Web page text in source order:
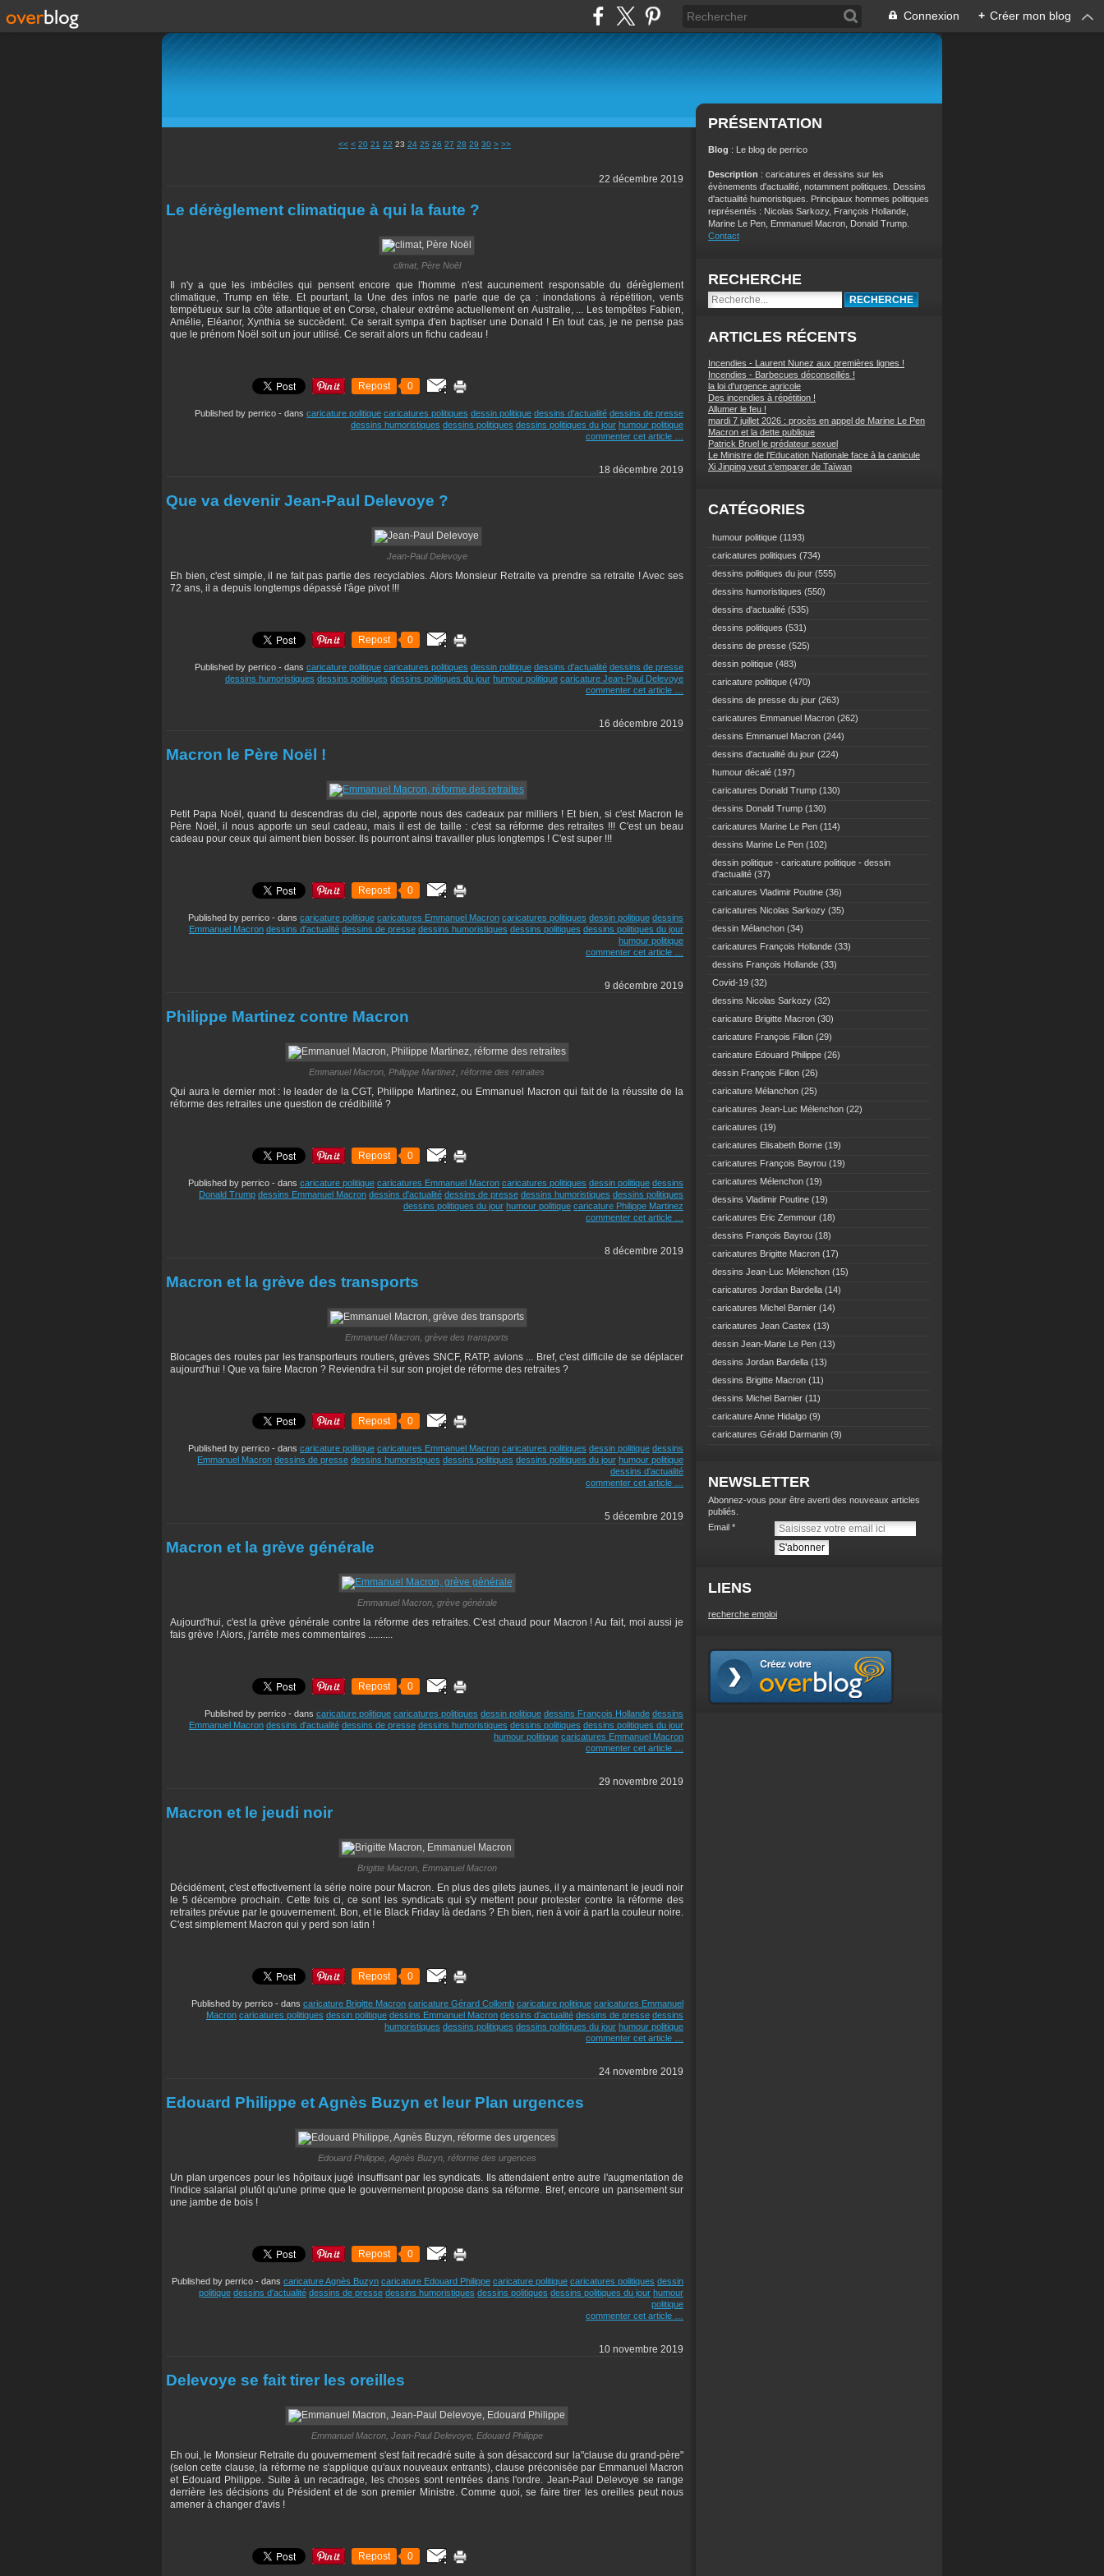
Connexion + Créer mon blog
<< < 10
20 21 22 23 24 25 26 27 28 29 30 40
50
> >>
22 décembre 2019
Le dérèglement climatique à qui la faute ?
climat, Père Noël
Il n'y a que les imbéciles qui pensent encore que l'homme n'est aucunement responsable du dérèglement
climatique, Trump en tête. Et pourtant, la Une des infos ne parle que de ça : inondations à répétition, vents
tempétueux sur la côte atlantique et en Corse, chaleur extrême actuellement en Australie, ... Les tempêtes Fabien,
Amélie, Eléanor, Xynthia se succèdent. Ce serait sympa d'en baptiser une Donald ! En tout cas, je ne pense pas
que le prénom Noël soit un jour utilisé. Ce serait alors un fichu cadeau !
Repost 0
Published by perrico - dans caricature politique caricatures politiques dessin politique dessins d'actualité dessins de presse
dessins humoristiques dessins politiques dessins politiques du jour humour politique
commenter cet article
18 décembre 2019
Que va devenir Jean-Paul Delevoye ?
Jean-Paul Delevoye
Eh bien, c'est simple, il ne fait pas partie des recyclables. Alors Monsieur Retraite va prendre sa retraite ! Avec ses
72 ans, il a depuis longtemps dépassé l'âge pivot !!!
Repost 0
Published by perrico - dans caricature politique caricatures politiques dessin politique dessins d'actualité dessins de presse
dessins humoristiques dessins politiques dessins politiques du jour humour politique caricature Jean-Paul Delevoye
commenter cet article
16 décembre 2019
Macron le Père Noël !
Petit Papa Noël, quand tu descendras du ciel, apporte nous des cadeaux par milliers ! Et bien, si c'est Macron le
Père Noël, il nous apporte un seul cadeau, mais il est de taille : c'est sa réforme des retraites !!! C'est un beau
cadeau pour ceux qui aiment bien bosser. Ils pourront ainsi travailler plus longtemps ! C'est super !!!
Repost 0
Published by perrico - dans caricature politique caricatures Emmanuel Macron caricatures politiques dessin politique dessins
Emmanuel Macron dessins d'actualité dessins de presse dessins humoristiques dessins politiques dessins politiques du jour
humour politique
commenter cet article
9 décembre 2019
Philippe Martinez contre Macron
Emmanuel Macron, Philippe Martinez, réforme des retraites
Qui aura le dernier mot : le leader de la CGT, Philippe Martinez, ou Emmanuel Macron qui fait de la réussite de la
réforme des retraites une question de crédibilité ?
Repost 0
Published by perrico - dans caricature politique caricatures Emmanuel Macron caricatures politiques dessin politique dessins
Donald Trump dessins Emmanuel Macron dessins d'actualité dessins de presse dessins humoristiques dessins politiques
dessins politiques du jour humour politique caricature Philippe Martinez
commenter cet article
8 décembre 2019
Macron et la grève des transports
Emmanuel Macron, grève des transports
Blocages des routes par les transporteurs routiers, grèves SNCF, RATP, avions ... Bref, c'est difficile de se déplacer
aujourd'hui ! Que va faire Macron ? Reviendra t-il sur son projet de réforme des retraites ?
Repost 0
Published by perrico - dans caricature politique caricatures Emmanuel Macron caricatures politiques dessin politique dessins
Emmanuel Macron dessins de presse dessins humoristiques dessins politiques dessins politiques du jour humour politique
dessins d'actualité
commenter cet article
5 décembre 2019
Macron et la grève générale
Emmanuel Macron, grève générale
Aujourd'hui, c'est la grève générale contre la réforme des retraites. C'est chaud pour Macron ! Au fait, moi aussi je
fais grève ! Alors, j'arrête mes commentaires ..........
Repost 0
Published by perrico - dans caricature politique caricatures politiques dessin politique dessins François Hollande dessins
Emmanuel Macron dessins d'actualité dessins de presse dessins humoristiques dessins politiques dessins politiques du jour
humour politique caricatures Emmanuel Macron
commenter cet article
29 novembre 2019
Macron et le jeudi noir
Brigitte Macron, Emmanuel Macron
Décidément, c'est effectivement la série noire pour Macron. En plus des gilets jaunes, il y a maintenant le jeudi noir
le 5 décembre prochain. Cette fois ci, ce sont les syndicats qui s'y mettent pour protester contre la réforme des
retraites prévue par le gouvernement. Bon, et le Black Friday là dedans ? Eh bien, rien à voir à part la couleur noire.
C'est simplement Macron qui y perd son latin !
Repost 0
Published by perrico - dans caricature Brigitte Macron caricature Gérard Collomb caricature politique caricatures Emmanuel
Macron caricatures politiques dessin politique dessins Emmanuel Macron dessins d'actualité dessins de presse dessins
humoristiques dessins politiques dessins politiques du jour humour politique
commenter cet article
24 novembre 2019
Edouard Philippe et Agnès Buzyn et leur Plan urgences
Edouard Philippe, Agnès Buzyn, réforme des urgences
Un plan urgences pour les hôpitaux jugé insuffisant par les syndicats. Ils attendaient entre autre l'augmentation de
l'indice salarial plutôt qu'une prime que le gouvernement propose dans sa réforme. Bref, encore un pansement sur
une jambe de bois !
Repost 0
Published by perrico - dans caricature Agnès Buzyn caricature Edouard Philippe caricature politique caricatures politiques dessin
politique dessins d'actualité dessins de presse dessins humoristiques dessins politiques dessins politiques du jour humour
politique
commenter cet article
10 novembre 2019
Delevoye se fait tirer les oreilles
Emmanuel Macron, Jean-Paul Delevoye, Edouard Philippe
Eh oui, le Monsieur Retraite du gouvernement s'est fait recadré suite à son désaccord sur la"clause du grand-père"
(selon cette clause, la réforme ne s'applique qu'aux nouveaux entrants), clause préconisée par Emmanuel Macron
et Edouard Philippe. Suite à un recadrage, les choses sont rentrées dans l'ordre. Jean-Paul Delevoye se range
derrière les décisions du Président et de son premier Ministre. Comme quoi, se faire tirer les oreilles peut nous
amener à changer d'avis !
Repost 0
PRÉSENTATION
Blog : Le blog de perrico
Description : caricatures et dessins sur les
évènements d'actualité, notamment politiques. Dessins
d'actualité humoristiques. Principaux hommes politiques
représentés : Nicolas Sarkozy, François Hollande,
Marine Le Pen, Emmanuel Macron, Donald Trump.
Contact
RECHERCHE
ARTICLES RÉCENTS
Incendies - Laurent Nunez aux premières lignes !
Incendies - Barbecues déconseillés !
la loi d'urgence agricole
Des incendies à répétition !
Allumer le feu !
mardi 7 juillet 2026 : procès en appel de Marine Le Pen
Macron et la dette publique
Patrick Bruel le prédateur sexuel
Le Ministre de l'Education Nationale face à la canicule
Xi Jinping veut s'emparer de Taïwan
CATÉGORIES
humour politique (1193)
caricatures politiques (734)
dessins politiques du jour (555)
dessins humoristiques (550)
dessins d'actualité (535)
dessins politiques (531)
dessins de presse (525)
dessin politique (483)
caricature politique (470)
dessins de presse du jour (263)
caricatures Emmanuel Macron (262)
dessins Emmanuel Macron (244)
dessins d'actualité du jour (224)
humour décalé (197)
caricatures Donald Trump (130)
dessins Donald Trump (130)
caricatures Marine Le Pen (114)
dessins Marine Le Pen (102)
dessin politique - caricature politique - dessin
d'actualité (37)
caricatures Vladimir Poutine (36)
caricatures Nicolas Sarkozy (35)
dessin Mélanchon (34)
caricatures François Hollande (33)
dessins François Hollande (33)
Covid-19 (32)
dessins Nicolas Sarkozy (32)
caricature Brigitte Macron (30)
caricature François Fillon (29)
caricature Edouard Philippe (26)
dessin François Fillon (26)
caricature Mélanchon (25)
caricatures Jean-Luc Mélenchon (22)
caricatures (19)
caricatures Elisabeth Borne (19)
caricatures François Bayrou (19)
caricatures Mélenchon (19)
dessins Vladimir Poutine (19)
caricatures Eric Zemmour (18)
dessins François Bayrou (18)
caricatures Brigitte Macron (17)
dessins Jean-Luc Mélenchon (15)
caricatures Jordan Bardella (14)
caricatures Michel Barnier (14)
caricatures Jean Castex (13)
dessin Jean-Marie Le Pen (13)
dessins Jordan Bardella (13)
dessins Brigitte Macron (11)
dessins Michel Barnier (11)
caricature Anne Hidalgo (9)
caricatures Gérald Darmanin (9)
NEWSLETTER
Abonnez-vous pour être averti des nouveaux articles
publiés.
Email
LIENS
recherche emploi